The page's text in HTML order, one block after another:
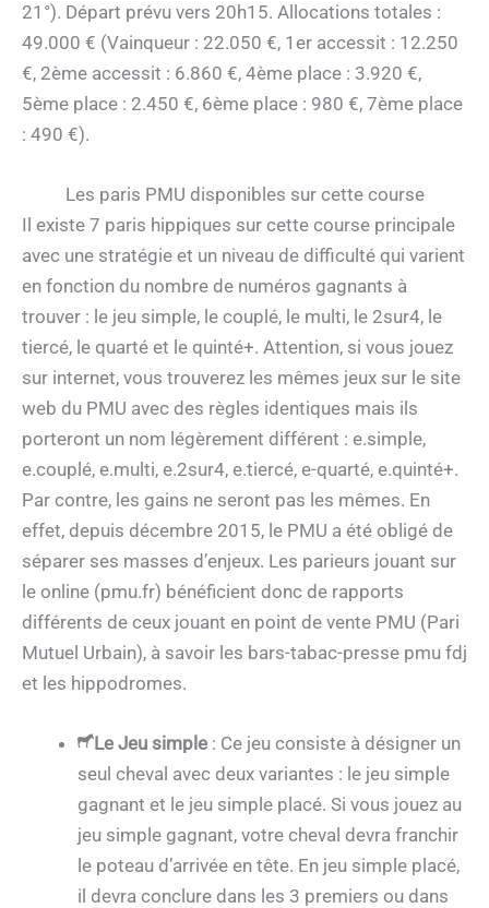
21°). Départ prévu vers 20h15. Allocations totales :
49.000 € (Vainqueur : 22.050 €, 1er accessit : 12.250
€, 2ème accessit : 6.860 €, 4ème place : 3.920 €,
5ème place : 2.450 €, 6ème place : 980 €, 7ème place
: 490 €).
Les paris PMU disponibles sur cette course
Il existe 7 paris hippiques sur cette course principale
avec une stratégie et un niveau de difficulté qui varient
en fonction du nombre de numéros gagnants à
trouver : le jeu simple, le couplé, le multi, le 2sur4, le
tiercé, le quarté et le quinté+. Attention, si vous jouez
sur internet, vous trouverez les mêmes jeux sur le site
web du PMU avec des règles identiques mais ils
porteront un nom légèrement différent : e.simple,
e.couplé, e.multi, e.2sur4, e.tiercé, e-quarté, e.quinté+.
Par contre, les gains ne seront pas les mêmes. En
effet, depuis décembre 2015, le PMU a été obligé de
séparer ses masses d’enjeux. Les parieurs jouant sur
le online (pmu.fr) bénéficient donc de rapports
différents de ceux jouant en point de vente PMU (Pari
Mutuel Urbain), à savoir les bars-tabac-presse pmu fdj
et les hippodromes.
Le Jeu simple : Ce jeu consiste à désigner un
seul cheval avec deux variantes : le jeu simple
gagnant et le jeu simple placé. Si vous jouez au
jeu simple gagnant, votre cheval devra franchir
le poteau d’arrivée en tête. En jeu simple placé,
il devra conclure dans les 3 premiers ou dans